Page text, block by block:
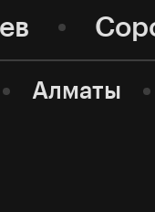
Алматы